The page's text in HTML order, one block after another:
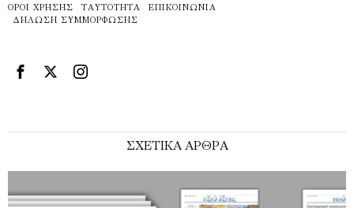
ΌΡΟΙ ΧΡΉΣΗΣ ΤΑΥΤΌΤΗΤΑ
ΕΠΙΚΟΙΝΩΝΊΑ
ΔΉΛΩΣΗ ΣΥΜΜΌΡΦΩΣΗΣ
ΣΧΕΤΙΚΑ ΑΡΘΡΑ